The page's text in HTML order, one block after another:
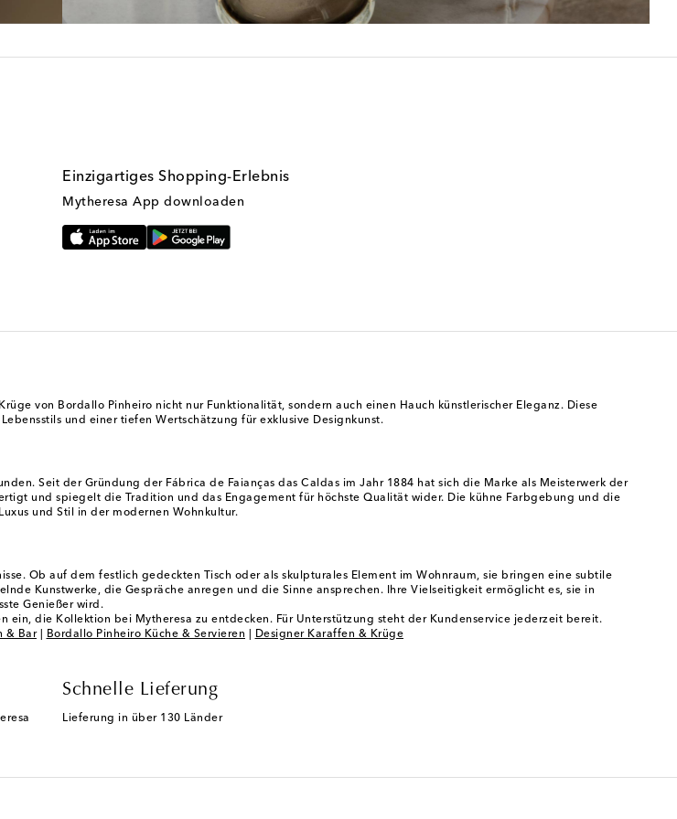
Einzigartiges Shopping-Erlebnis
Mytheresa App downloaden
von Bordallo Pinheiro nicht nur Funktionalität, sondern auch einen Hauch künstlerischer Eleganz. Diese
und einer tiefen Wertschätzung für exklusive Designkunst.
Seit der Gründung der Fábrica de Faianças das Caldas im Jahr 1884 hat sich die Marke als Meisterwerk der
und spiegelt die Tradition und das Engagement für höchste Qualität wider. Die kühne Farbgebung und die
und Stil in der modernen Wohnkultur.
Ob auf dem festlich gedeckten Tisch oder als skulpturales Element im Wohnraum, sie bringen eine subtile
Kunstwerke, die Gespräche anregen und die Sinne ansprechen. Ihre Vielseitigkeit ermöglicht es, sie in
Genießer wird.
die Kollektion bei Mytheresa zu entdecken. Für Unterstützung steht der Kundenservice jederzeit bereit.
& Bar| Bordallo Pinheiro Küche & Servieren Designer Karaffen & Krüge
Schnelle Lieferung
Lieferung in über 130 Länder